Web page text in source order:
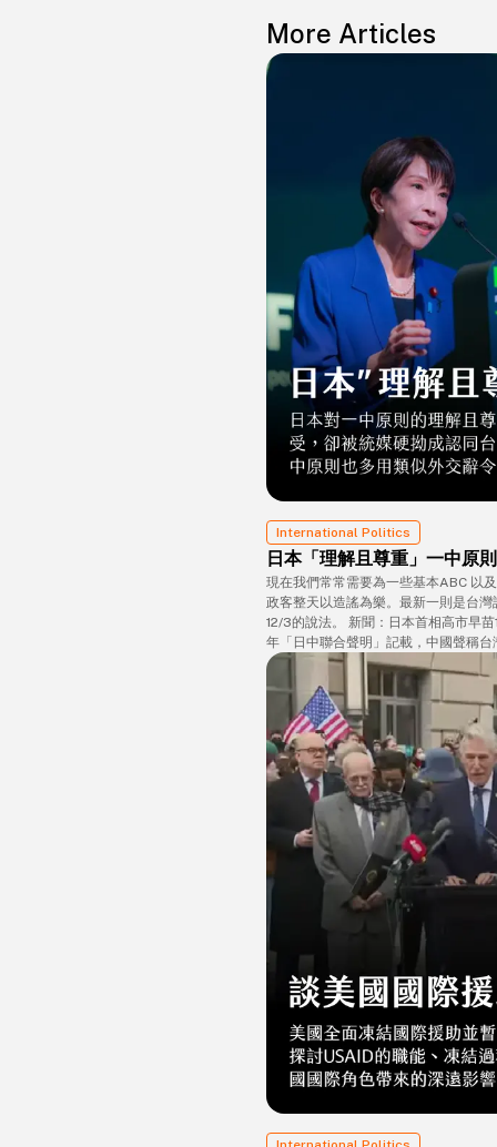
More Articles
International Politics
日本「理解且尊重」一中原則
現在我們常常需要為一些基本ABC 以
政客整天以造謠為樂。最新一則是台
12/3的說法。 新聞：日本首相高市早
年「日中聯合聲明」記載，中國聲稱
本政府依舊保持「理解與尊重」的立